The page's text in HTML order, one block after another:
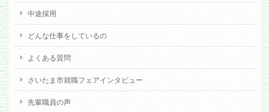
中途採用
どんな仕事をしているの
よくある質問
さいたま市就職フェアインタビュー
先輩職員の声